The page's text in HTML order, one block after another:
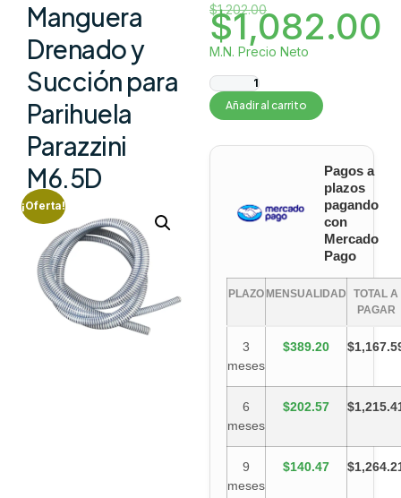
Manguera
Drenado y
Succión para
Parihuela
Parazzini
M6.5D
¡Oferta!
$1,202.00
$1,082.00
M.N. Precio Neto
Añadir al carrito
Pagos a
plazos
pagando
con
Mercado
Pago
PLAZO MENSUALIDAD
TOTAL A
PAGAR
3
meses
$389.20
6
meses
$202.57
9
meses
$140.47